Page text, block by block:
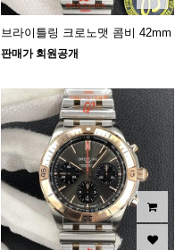
브라이틀링 크로노맷 콤비 42mm
판매가 회원공개